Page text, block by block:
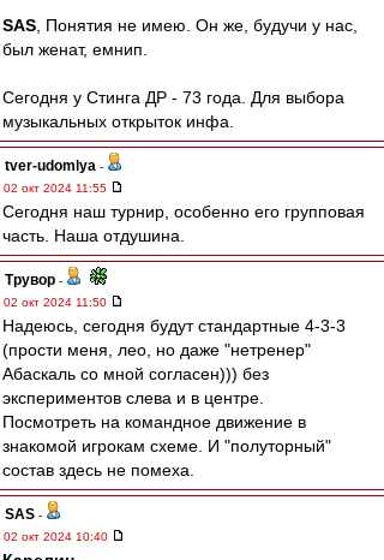
SAS , Понятия не имею. Он же, будучи у нас,
был женат, емнип.
Сегодня у Стинга ДР - 73 года. Для выбора
музыкальных открыток инфа.
tver-udomlya -
02 окт 2024 11:55
Сегодня наш турнир, особенно его групповая
часть. Наша отдушина.
Трувор -
02 окт 2024 11:50
Надеюсь, сегодня будут стандартные 4-3-3
(прости меня, лео, но даже "нетренер"
Абаскаль со мной согласен))) без
экспериментов слева и в центре.
Посмотреть на командное движение в
знакомой игрокам схеме. И "полуторный"
состав здесь не помеха.
SAS -
02 окт 2024 10:40